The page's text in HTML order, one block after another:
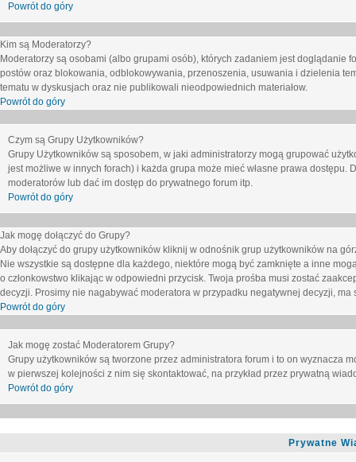
Powrót do góry
Kim są Moderatorzy?
Moderatorzy są osobami (albo grupami osób), których zadaniem jest
postów oraz blokowania, odblokowywania, przenoszenia, usuwania i dzielenia
tematu w dyskusjach oraz nie publikowali nieodpowiednich materiałow.
Powrót do góry
Czym są Grupy Użytkowników?
Grupy Użytkowników są sposobem, w jaki administratorzy mogą grupować
jest możliwe w innych forach) i każda grupa może mieć własne prawa
moderatorów lub dać im dostęp do prywatnego forum itp.
Powrót do góry
Jak mogę dołączyć do Grupy?
Aby dołączyć do grupy użytkowników kliknij w odnośnik grup użytkowników na
Nie wszystkie są dostępne dla każdego, niektóre mogą być zamknięte a inne
o członkowstwo klikając w odpowiedni przycisk. Twoja prośba musi zostać
decyzji. Prosimy nie nagabywać moderatora w przypadku negatywnej decyzji, ma
Powrót do góry
Jak mogę zostać Moderatorem Grupy?
Grupy użytkowników są tworzone przez administratora forum i to on wyznacza
w pierwszej kolejności z nim się skontaktować, na przykład przez prywatną
Powrót do góry
Prywatne